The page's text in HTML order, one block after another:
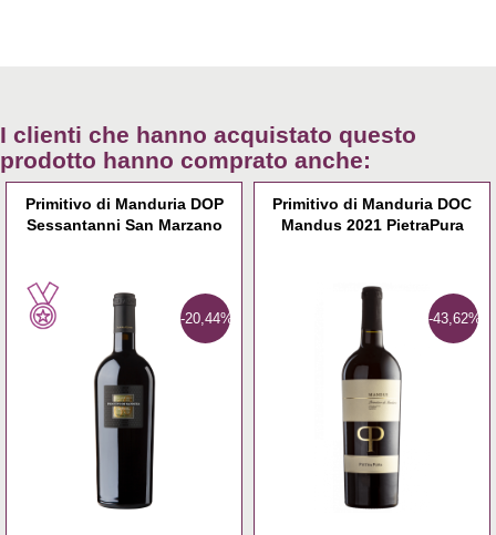
I clienti che hanno acquistato questo
prodotto hanno comprato anche:
Primitivo di Manduria DOP
Sessantanni San Marzano
-20,44%
Primitivo di Manduria DOC
Mandus 2021 PietraPura
-43,62%